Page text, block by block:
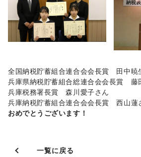
全国納税貯蓄組合連合会会長賞 田中暁
兵庫県納税貯蓄組合総連合会会長賞 藤
兵庫税務署長賞 森川愛子さん
兵庫納税貯蓄組合連合会会長賞 西山蓮
おめでとうございます！
一覧に戻る